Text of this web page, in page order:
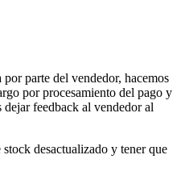
parte del vendedor, hacemos
por procesamiento del pago y
feedback al vendedor al
desactualizado y tener que